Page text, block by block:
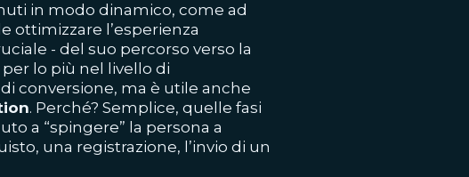
in modo dinamico, come ad
ottimizzare l’esperienza
- del suo percorso verso la
lo più nel livello di
conversione, ma è utile anche
. Perché? Semplice, quelle fasi
a “spingere” la persona a
una registrazione, l’invio di un